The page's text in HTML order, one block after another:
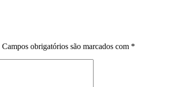
Campos obrigatórios são marcados com *